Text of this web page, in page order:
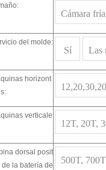
Cámara
del molde:
Sí Las
horizont
verticale
12T, 20T,
dorsal posit
de la batería de
500T, 700T